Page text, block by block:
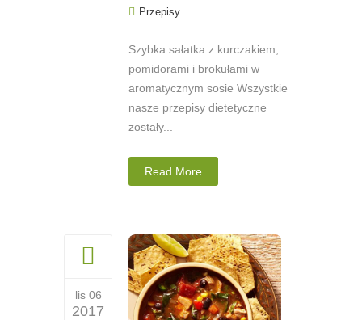
Przepisy
Szybka sałatka z kurczakiem,
pomidorami i brokułami w
aromatycznym sosie Wszystkie
nasze przepisy dietetyczne
zostały...
Read More
lis 06
2017